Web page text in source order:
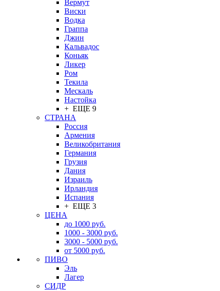
Вермут
Виски
Водка
Граппа
Джин
Кальвадос
Коньяк
Ликер
Ром
Текила
Мескаль
Настойка
+ ЕЩЕ 9
СТРАНА
Россия
Армения
Великобритания
Германия
Грузия
Дания
Израиль
Ирландия
Испания
+ ЕЩЕ 3
ЦЕНА
до 1000 руб.
1000 - 3000 руб.
3000 - 5000 руб.
от 5000 руб.
ПИВО
Эль
Лагер
СИДР